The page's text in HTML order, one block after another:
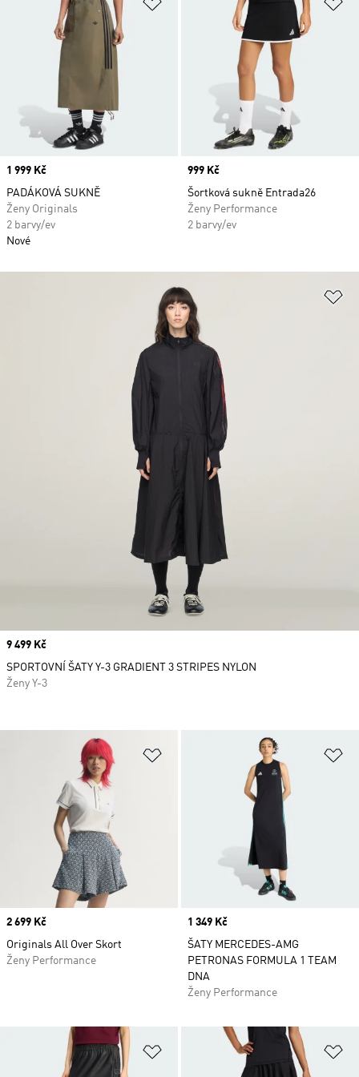
Price
1 999 Kč
PADÁKOVÁ SUKNĚ
Ženy Originals
2 barvy/ev
Nové
Price
999 Kč
Šortková sukně Entrada26
Ženy Performance
2 barvy/ev
Přidat do seznamu přání
Price
2 699 Kč
Originals All Over Skort
Ženy Performance
Price
1 349 Kč
ŠATY MERCEDES-AMG
PETRONAS FORMULA 1 TEAM
DNA
Ženy Performance
Přidat do seznamu přání
Price
9 499 Kč
SPORTOVNÍ ŠATY Y-3 GRADIENT 3 STRIPES NYLON
Ženy Y-3